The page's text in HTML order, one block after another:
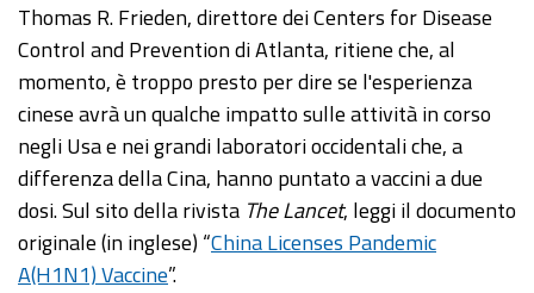
Thomas R. Frieden, direttore dei Centers for Disease
Control and Prevention di Atlanta, ritiene che, al
momento, è troppo presto per dire se l'esperienza
cinese avrà un qualche impatto sulle attività in corso
negli Usa e nei grandi laboratori occidentali che, a
differenza della Cina, hanno puntato a vaccini a due
dosi. Sul sito della rivista The Lancet, leggi il documento
originale (in inglese) “China Licenses Pandemic
A(H1N1) Vaccine”.